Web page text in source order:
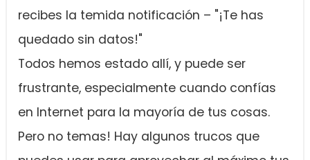
recibes la temida notificación – "¡Te has
quedado sin datos!"
Todos hemos estado allí, y puede ser
frustrante, especialmente cuando confías
en Internet para la mayoría de tus cosas.
Pero no temas! Hay algunos trucos que